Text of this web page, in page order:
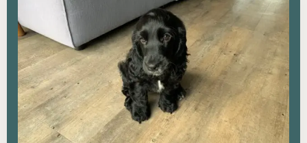
Wijze
lessen
van
Chef
Kwispel:
Les